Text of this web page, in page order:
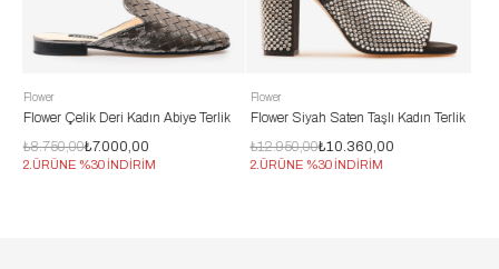
Kadın Abiye Terlik
İNDİRİM
Flower Siyah Saten Taşlı Kadın Terlik
₺10.360,00
2.ÜRÜNE %30 İNDİRİM
Flower Bej Saten
₺12.950,00
2.ÜRÜNE %30